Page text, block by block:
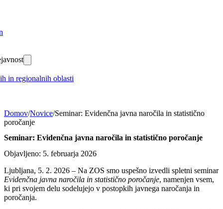
in regionalnih oblasti
Domov/Novice/Seminar: Evidenčna javna naročila in statistično
poročanje
Seminar: Evidenčna javna naročila in statistično poročanje
Objavljeno: 5. februarja 2026
Ljubljana, 5. 2. 2026 – Na ZOS smo uspešno izvedli spletni seminar
Evidenčna javna naročila in statistično poročanje, namenjen vsem,
ki pri svojem delu sodelujejo v postopkih javnega naročanja in
poročanja.